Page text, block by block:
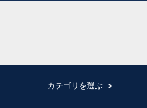
カテゴリを選ぶ